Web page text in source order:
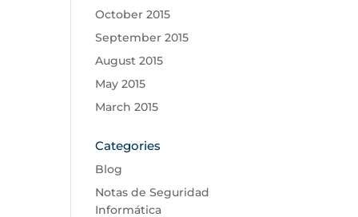
October 2015
September 2015
August 2015
May 2015
March 2015
Categories
Blog
Notas de Seguridad
Informática